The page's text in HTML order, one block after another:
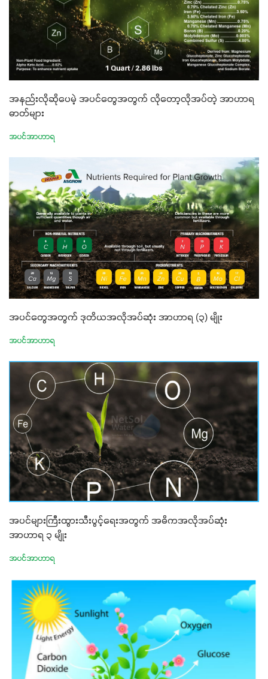
အနည်းလိုဆိုပေမဲ့ အပင်တွေအတွက် လိုတော့လိုအပ်တဲ့ အာဟာရ
ဓာတ်များ
အပင်အာဟာရ
အပင်တွေအတွက် ဒုတိယအလိုအပ်ဆုံး အာဟာရ (၃) မျိုး
အပင်အာဟာရ
အပင်များကြီးထွားသီးပွင့်ရေးအတွက် အဓိကအလိုအပ်ဆုံး
အာဟာရ ၃ မျိုး
အပင်အာဟာရ